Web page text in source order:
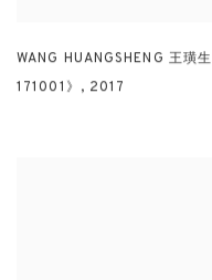
WANG HUANGSHENG 王璜生
171001》 , 2017